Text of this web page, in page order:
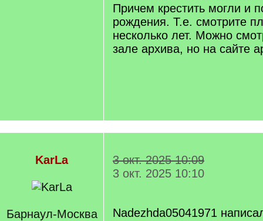
Причем крестить могли и
рождения. Т.е. смотрите
несколько лет. Можно
зале архива, но на сайте
KarLa
Барнаул-Москва
3 окт. 2025 10:09
3 окт. 2025 10:10
Nadezhda05041971